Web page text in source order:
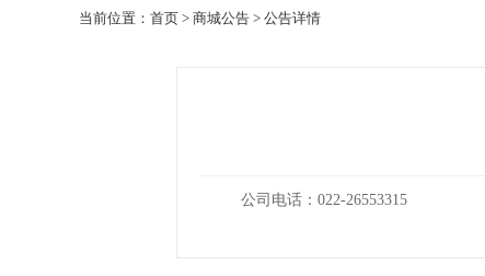
当前位置： 首页 > 商城公告 > 公告详情
公司电话：022-26553315